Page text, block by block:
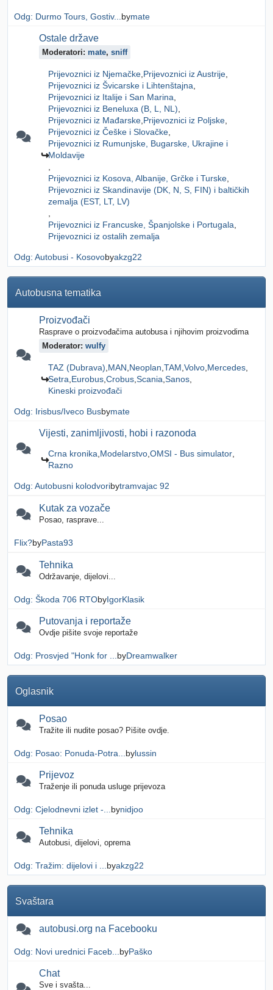
Odg: Durmo Tours, Gostiv... bymate
Ostale države
Moderatori: mate, sniff
Prijevoznici iz Njemačke Prijevoznici iz Austrije
Prijevoznici iz Švicarske i Lihtenštajna
Prijevoznici iz Italije i San Marina
Prijevoznici iz Beneluxa (B, L, NL)
Prijevoznici iz Mađarske Prijevoznici iz Poljske
Prijevoznici iz Češke i Slovačke
Prijevoznici iz Rumunjske, Bugarske, Ukrajine i
Moldavije
Prijevoznici iz Kosova, Albanije, Grčke i Turske
Prijevoznici iz Skandinavije (DK, N, S, FIN) i baltičkih
zemalja (EST, LT, LV)
Prijevoznici iz Francuske, Španjolske i Portugala
Prijevoznici iz ostalih zemalja
Odg: Autobusi - Kosovobyakzg22
Autobusna tematika
Proizvođači
Rasprave o proizvođačima autobusa i njihovim proizvodima
Moderator: wulfy
TAZ (Dubrava) MAN Neoplan TAM Volvo Mercedes
Setra Eurobus Crobus Scania Sanos
Kineski proizvođači
Odg: Irisbus/Iveco Busbymate
Vijesti, zanimljivosti, hobi i razonoda
Crna kronika Modelarstvo OMSI - Bus simulator
Razno
Odg: Autobusni kolodvoribytramvajac 92
Kutak za vozače
Posao, rasprave...
Flix?byPasta93
Tehnika
Održavanje, dijelovi...
Odg: Škoda 706 RTObyIgorKlasik
Putovanja i reportaže
Ovdje pišite svoje reportaže
Odg: Prosvjed "Honk for ... byDreamwalker
Oglasnik
Posao
Tražite ili nudite posao? Pišite ovdje.
Odg: Posao: Ponuda-Potra... bylussin
Prijevoz
Traženje ili ponuda usluge prijevoza
Odg: Cjelodnevni izlet -... bynidjoo
Tehnika
Autobusi, dijelovi, oprema
Odg: Tražim: dijelovi i ... byakzg22
Svaštara
autobusi.org na Facebooku
Odg: Novi urednici Faceb... byPaško
Chat
Sve i svašta...